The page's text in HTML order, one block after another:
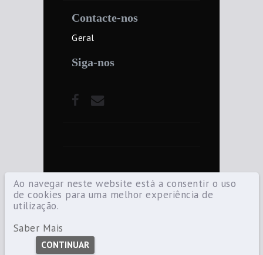
Ao navegar neste website está a consentir o uso
de cookies para uma melhor experiência de
utilização.
Saber Mais
CONTINUAR
Contacte-nos
Geral
Siga-nos
©2021 Diocese de Santarém — Todos os
direitos reservados.